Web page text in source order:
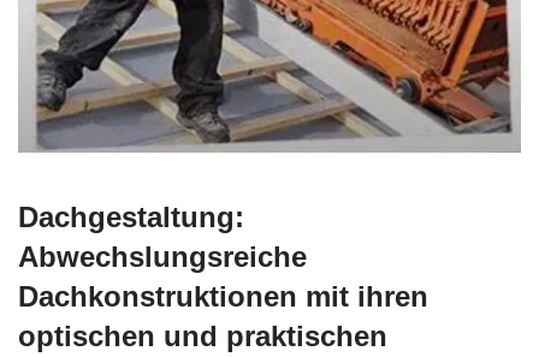
Dachgestaltung:
Abwechslungsreiche
Dachkonstruktionen mit ihren
optischen und praktischen